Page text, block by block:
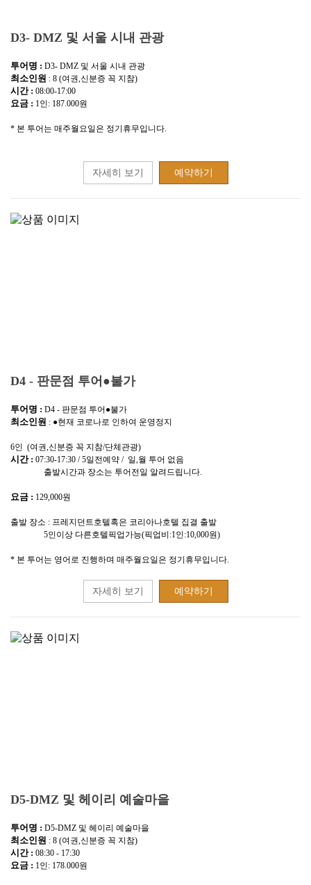
D3- DMZ 및 서울 시내 관광
투어명 : D3- DMZ 및 서울 시내 관광
최소인원 : 8 (여권,신분증 꼭 지참)
시간 : 08:00-17:00
요금 : 1인: 187.000원
* 본 투어는 매주월요일은 정기휴무입니다.
자세히 보기 예약하기
D4 - 판문점 투어●불가
투어명 : D4 - 판문점 투어●불가
최소인원 : ●현재 코로나로 인하여 운영정지
6인 (여권,신분증 꼭 지참/단체관광)
시간 : 07:30-17:30 / 5일전예약 / 일,월 투어 없음
출발시간과 장소는 투어전일 알려드립니다.
요금 : 129,000원
출발 장소 : 프레지던트호텔혹은 코리아나호텔 집결 출발
5인이상 다른호텔픽업가능(픽업비:1인:10,000원)
* 본 투어는 영어로 진행하며 매주월요일은 정기휴무입니다.
자세히 보기 예약하기
D5-DMZ 및 헤이리 예술마을
투어명 : D5-DMZ 및 헤이리 예술마을
최소인원 : 8 (여권,신분증 꼭 지참)
시간 : 08:30 - 17:30
요금 : 1인: 178.000원